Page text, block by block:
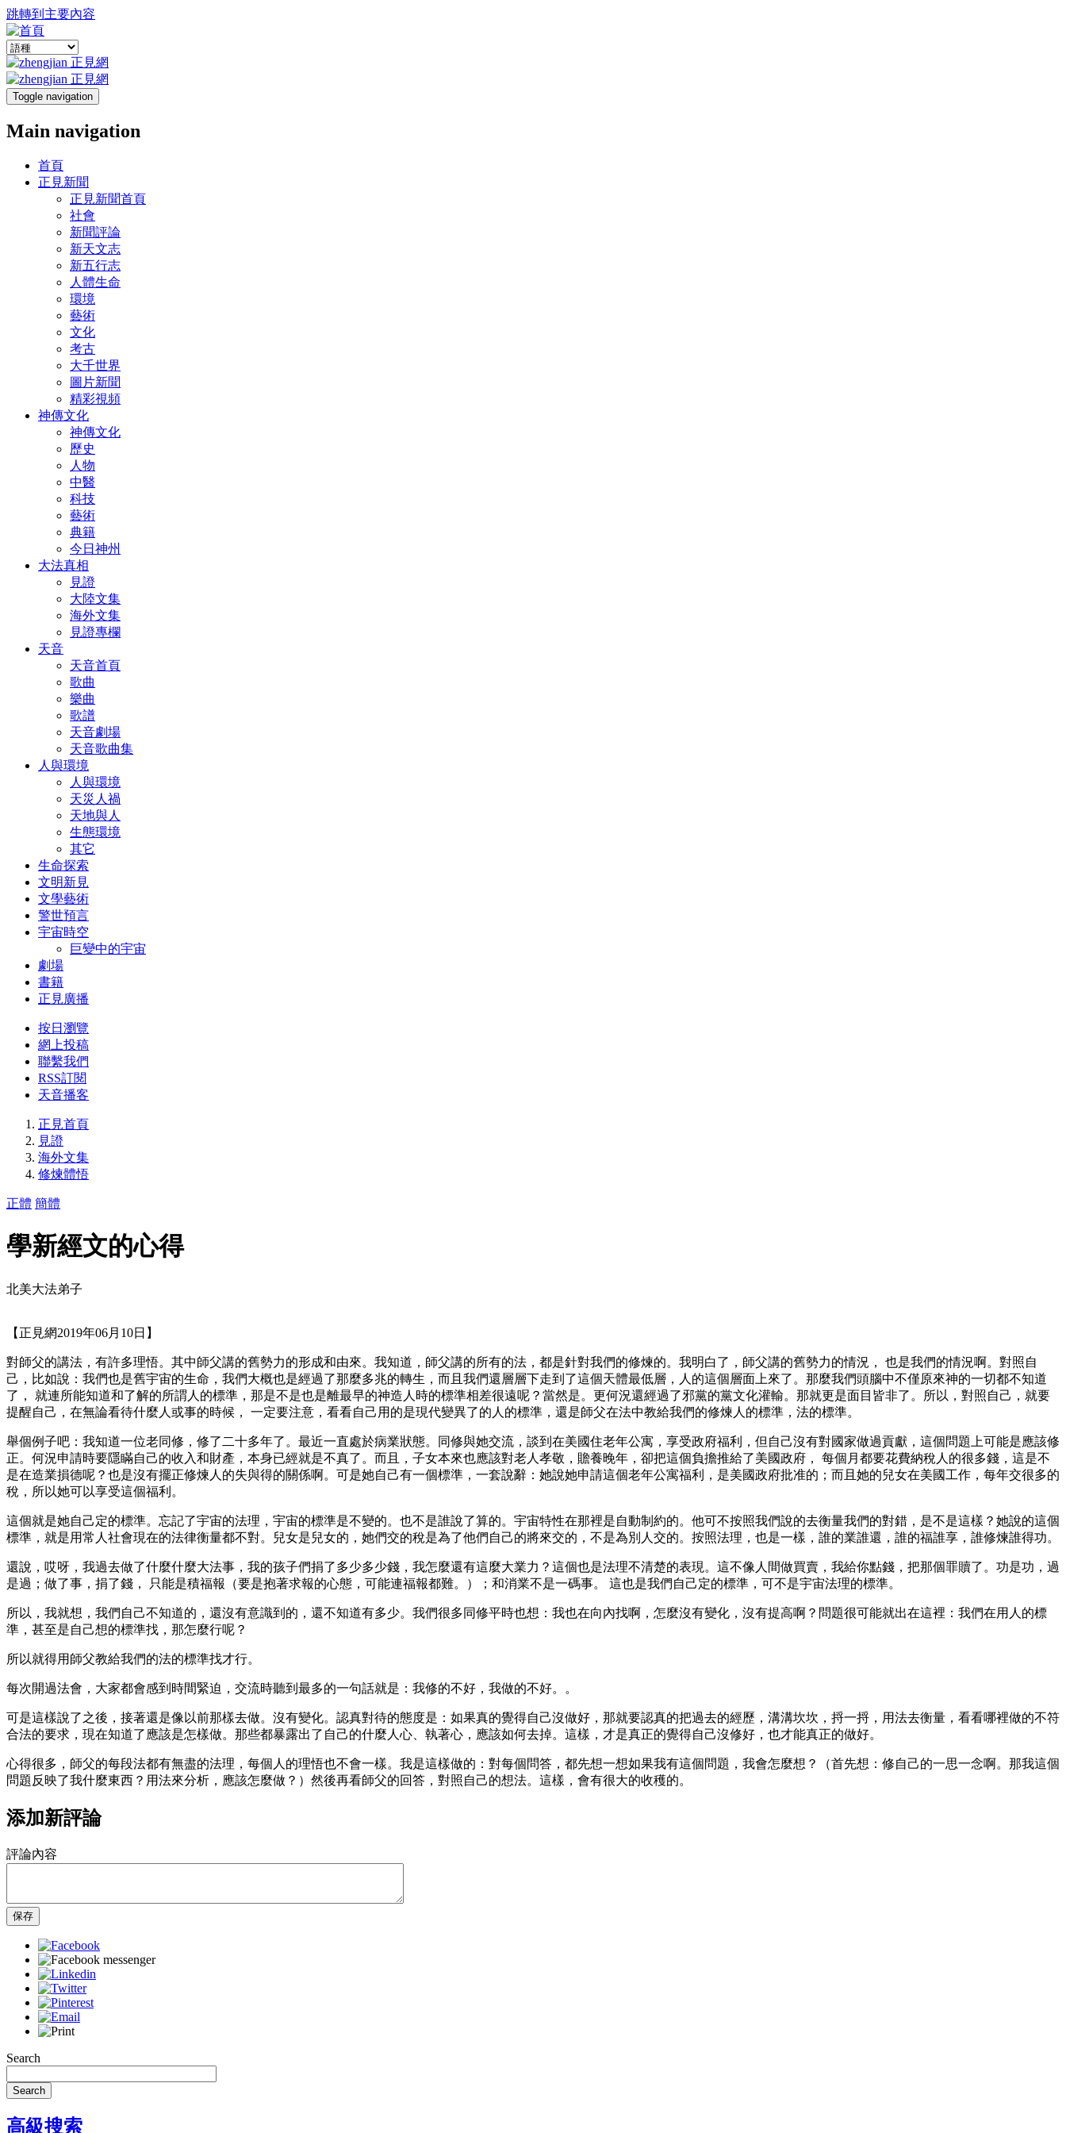
跳轉到主要內容
Toggle navigation
Main navigation
首頁
正見新聞
正見新聞首頁
社會
新聞評論
新天文志
新五行志
人體生命
環境
藝術
文化
考古
大千世界
圖片新聞
精彩視頻
神傳文化
神傳文化
歷史
人物
中醫
科技
藝術
典籍
今日神州
大法真相
見證
大陸文集
海外文集
見證專欄
天音
天音首頁
歌曲
樂曲
歌譜
天音劇場
天音歌曲集
人與環境
人與環境
天災人禍
天地與人
生態環境
其它
生命探索
文明新見
文學藝術
警世預言
宇宙時空
巨變中的宇宙
劇場
書籍
正見廣播
按日瀏覽
網上投稿
聯繫我們
RSS訂閱
天音播客
正見首頁
見證
海外文集
修煉體悟
正體 簡體
學新經文的心得
北美大法弟子
【正見網2019年06月10日】
對師父的講法，有許多理悟。其中師父講的舊勢力的形成和由來。我知道，師父講的所有的法，都是針對我們的修煉的。我明白了，師父講的舊勢力的情況， 也是我們的情況啊。對照自
己，比如說：我們也是舊宇宙的生命，我們大概也是經過了那麼多兆的轉生，而且我們還層層下走到了這個天體最低層，人的這個層面上來了。那麼我們頭腦中不僅原來神的一切都不知道
了， 就連所能知道和了解的所謂人的標準，那是不是也是離最早的神造人時的標準相差很遠呢？當然是。更何況還經過了邪黨的黨文化灌輸。那就更是面目皆非了。所以，對照自己，就要
提醒自己，在無論看待什麼人或事的時候， 一定要注意，看看自己用的是現代變異了的人的標準，還是師父在法中教給我們的修煉人的標準，法的標準。
舉個例子吧：我知道一位老同修，修了二十多年了。最近一直處於病業狀態。同修與她交流，談到在美國住老年公寓，享受政府福利，但自己沒有對國家做過貢獻，這個問題上可能是應該修
正。何況申請時要隱瞞自己的收入和財產，本身已經就是不真了。而且，子女本來也應該對老人孝敬，贍養晚年，卻把這個負擔推給了美國政府， 每個月都要花費納稅人的很多錢，這是不
是在造業損德呢？也是沒有擺正修煉人的失與得的關係啊。可是她自己有一個標準，一套說辭：她說她申請這個老年公寓福利，是美國政府批准的；而且她的兒女在美國工作，每年交很多的
稅，所以她可以享受這個福利。
這個就是她自己定的標準。忘記了宇宙的法理，宇宙的標準是不變的。也不是誰說了算的。宇宙特性在那裡是自動制約的。他可不按照我們說的去衡量我們的對錯，是不是這樣？她說的這個
標準，就是用常人社會現在的法律衡量都不對。兒女是兒女的，她們交的稅是為了他們自己的將來交的，不是為別人交的。按照法理，也是一樣，誰的業誰還，誰的福誰享，誰修煉誰得功。
還說，哎呀，我過去做了什麼什麼大法事，我的孩子們捐了多少多少錢，我怎麼還有這麼大業力？這個也是法理不清楚的表現。這不像人間做買賣，我給你點錢，把那個罪贖了。功是功，過
是過；做了事，捐了錢， 只能是積福報（要是抱著求報的心態，可能連福報都難。）；和消業不是一碼事。 這也是我們自己定的標準，可不是宇宙法理的標準。
所以，我就想，我們自己不知道的，還沒有意識到的，還不知道有多少。我們很多同修平時也想：我也在向內找啊，怎麼沒有變化，沒有提高啊？問題很可能就出在這裡：我們在用人的標
準，甚至是自己想的標準找，那怎麼行呢？
所以就得用師父教給我們的法的標準找才行。
每次開過法會，大家都會感到時間緊迫，交流時聽到最多的一句話就是：我修的不好，我做的不好。。
可是這樣說了之後，接著還是像以前那樣去做。沒有變化。認真對待的態度是：如果真的覺得自己沒做好，那就要認真的把過去的經歷，溝溝坎坎，捋一捋，用法去衡量，看看哪裡做的不符
合法的要求，現在知道了應該是怎樣做。那些都暴露出了自己的什麼人心、執著心，應該如何去掉。這樣，才是真正的覺得自己沒修好，也才能真正的做好。
心得很多，師父的每段法都有無盡的法理，每個人的理悟也不會一樣。我是這樣做的：對每個問答，都先想一想如果我有這個問題，我會怎麼想？（首先想：修自己的一思一念啊。那我這個
問題反映了我什麼東西？用法來分析，應該怎麼做？）然後再看師父的回答，對照自己的想法。這樣，會有很大的收穫的。
添加新評論
評論內容
保存
Search
Search
高級搜索